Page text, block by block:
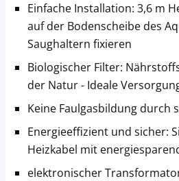
Einfache Installation: 3,6 m
auf der Bodenscheibe des
Saughaltern fixieren
Biologischer Filter:
der Natur - Ideale
Keine Faulgasbildung durch
Energieeffizient und sicher:
Heizkabel mit
elektronischer